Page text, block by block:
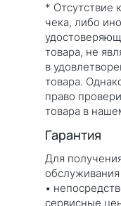
* Отсутствие
чека, либо
товара, не
в
товара.
право
товара в
Гарантия
Для
обслуживания
•
сервисные